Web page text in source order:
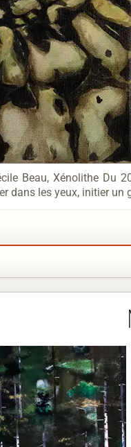
Beau, Xénolithe Du
dans les yeux, initier